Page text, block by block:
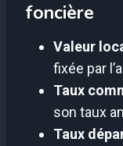
foncière
Valeur
fixée par
Taux
son taux
Taux